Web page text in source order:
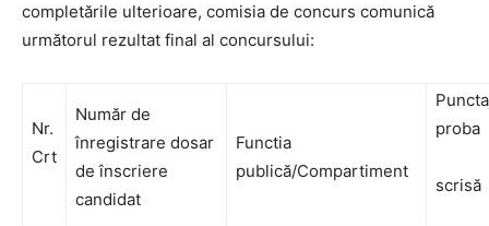
completările ulterioare, comisia de concurs comunică
următorul rezultat final al concursului:
Nr.
Crt
Număr de
înregistrare dosar
de înscriere
candidat
Functia
publică/Compartiment
proba
scrisă